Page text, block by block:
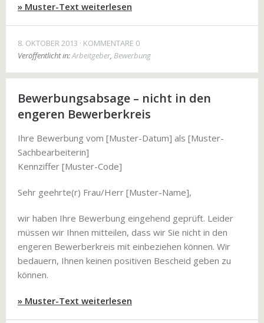
» Muster-Text weiterlesen
8. OKTOBER 2013
KOMMENTARE 0
Veröffentlicht in:Arbeitgeber, Bewerbung
Bewerbungsabsage – nicht in den
engeren Bewerberkreis
Ihre Bewerbung vom [Muster-Datum] als [Muster-
Sachbearbeiterin]
Kennziffer [Muster-Code]
Sehr geehrte(r) Frau/Herr [Muster-Name],
wir haben Ihre Bewerbung eingehend geprüft. Leider
müssen wir Ihnen mitteilen, dass wir Sie nicht in den
engeren Bewerberkreis mit einbeziehen können. Wir
bedauern, Ihnen keinen positiven Bescheid geben zu
können.
» Muster-Text weiterlesen